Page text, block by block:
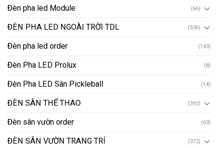
Đèn pha led Module (66)
ĐÈN PHA LED NGOÀI TRỜI TDL (536)
Đèn pha led order (143)
Đèn Pha LED Prolux (8)
Đèn Pha LED Sân Pickleball (14)
ĐÈN SÂN THỂ THAO (392)
Đèn sân vườn order (63)
ĐÈN SÂN VƯỜN TRANG TRÍ (372)